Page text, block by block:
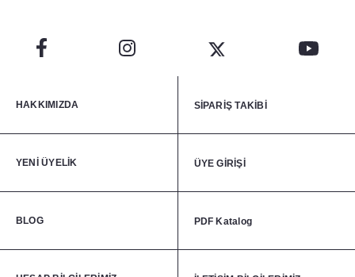
HAKKIMIZDA SİPARİŞ TAKİBİ
YENİ ÜYELİK ÜYE GİRİŞİ
BLOG PDF Katalog